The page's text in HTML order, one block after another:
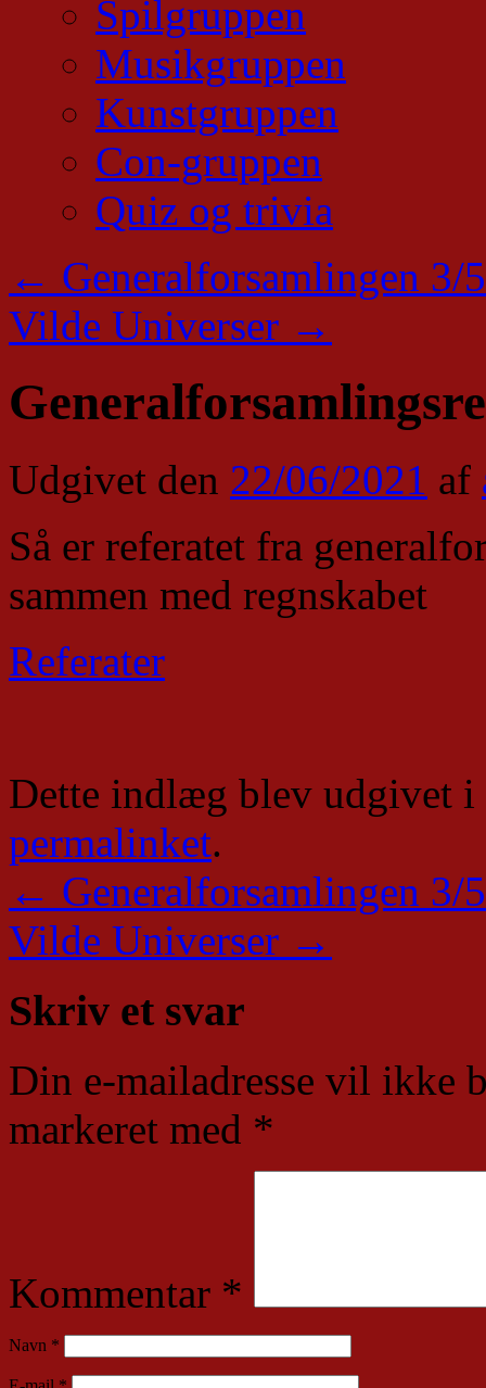
Spilgruppen
Musikgruppen
Kunstgruppen
Con-gruppen
Quiz og trivia
← Generalforsamlingen 3/
Vilde Universer →
Udgivet den 22/06/2021 af
Så er referatet fra
sammen med regnskabet
Referater
Dette indlæg blev udgivet i
permalinket.
← Generalforsamlingen 3/
Vilde Universer →
Skriv et svar
Din e-mailadresse vil ikke
markeret med *
Kommentar *
Navn *